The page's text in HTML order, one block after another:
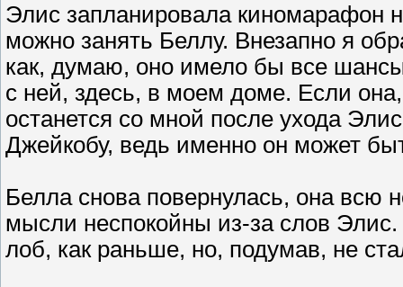
Элис запланировала киномарафон
можно занять Беллу. Внезапно я
как, думаю, оно имело бы все
с ней, здесь, в моем доме. Если она,
останется со мной после ухода
Джейкобу, ведь именно он может
Белла снова повернулась, она всю
мысли неспокойны из-за слов
лоб, как раньше, но, подумав, не